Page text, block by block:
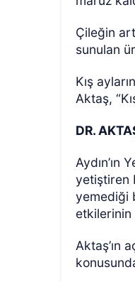
Çileğin
sunulan
Kış
Aktaş,
DR.
yetiştiren
yemediği
etkilerinin
Aktaş’ın